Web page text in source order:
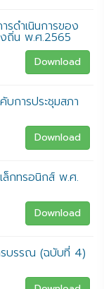
รดำเนินการของ
ถิ่น พ.ศ.2565
Download
บการประชุมสภา
Download
กทรอนิกส์ พ.ศ.
Download
รบรรณ (ฉบับที่ 4)